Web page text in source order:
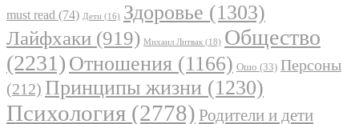
must read (74) Дети (16) Здоровье (1303)
Лайфхаки (919) Михаил Литвак (18) Общество
(2231) Отношения (1166) Ошо (33) Персоны
(212) Принципы жизни (1230)
Психология (2778) Родители и дети